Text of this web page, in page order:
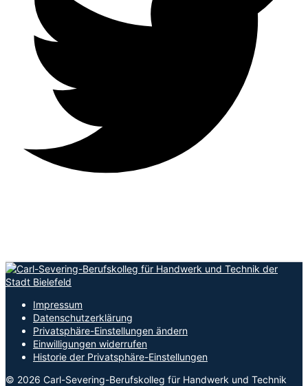
Impressum
Datenschutzerklärung
Privatsphäre-Einstellungen ändern
Einwilligungen widerrufen
Historie der Privatsphäre-Einstellungen
© 2026 Carl-Severing-Berufskolleg für Handwerk und Technik